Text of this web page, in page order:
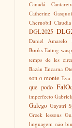
Canadá
Catherine
Chernobil
DGL2025
Daniel Amarelo
Books Eating
temps de les
Bazán Encarna
son o monte Eva
que podo
imperfecto
Galego Gayatri
Greek lessons
linguagem não